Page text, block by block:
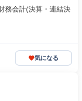
務会計(決算・連結決
気になる